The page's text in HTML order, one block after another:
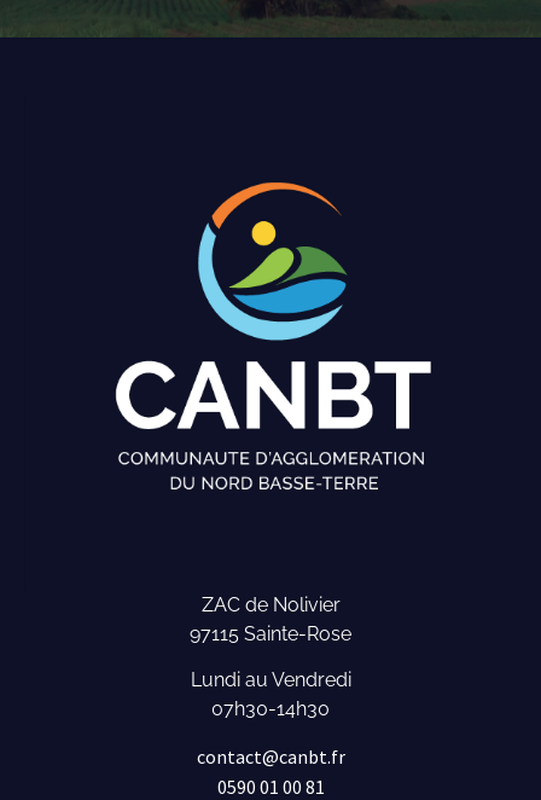
ZAC de Nolivier
97115 Sainte-Rose
Lundi au Vendredi
07h30-14h30
contact@canbt.fr
0590 01 00 81